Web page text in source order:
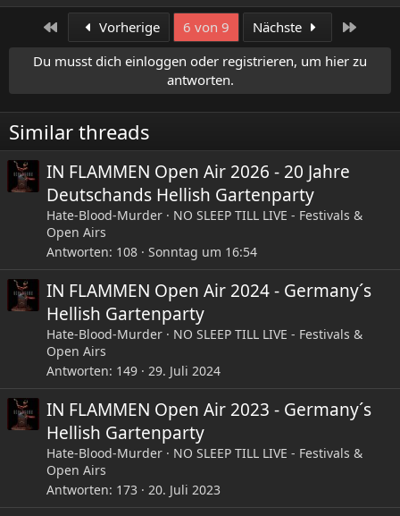
Erste Vorherige 6 von 9 Nächste
Du musst dich einloggen oder registrieren, um hier zu
antworten.
Similar threads
IN FLAMMEN Open Air 2026 - 20 Jahre
Deutschands Hellish Gartenparty
Hate-Blood-Murder
NO SLEEP TILL LIVE - Festivals &
Open Airs
Antworten 108 Sonntag um 16:54
IN FLAMMEN Open Air 2024 - Germany´s
Hellish Gartenparty
Hate-Blood-Murder
NO SLEEP TILL LIVE - Festivals &
Open Airs
Antworten 149 29. Juli 2024
IN FLAMMEN Open Air 2023 - Germany´s
Hellish Gartenparty
Hate-Blood-Murder
NO SLEEP TILL LIVE - Festivals &
Open Airs
Antworten 173 20. Juli 2023